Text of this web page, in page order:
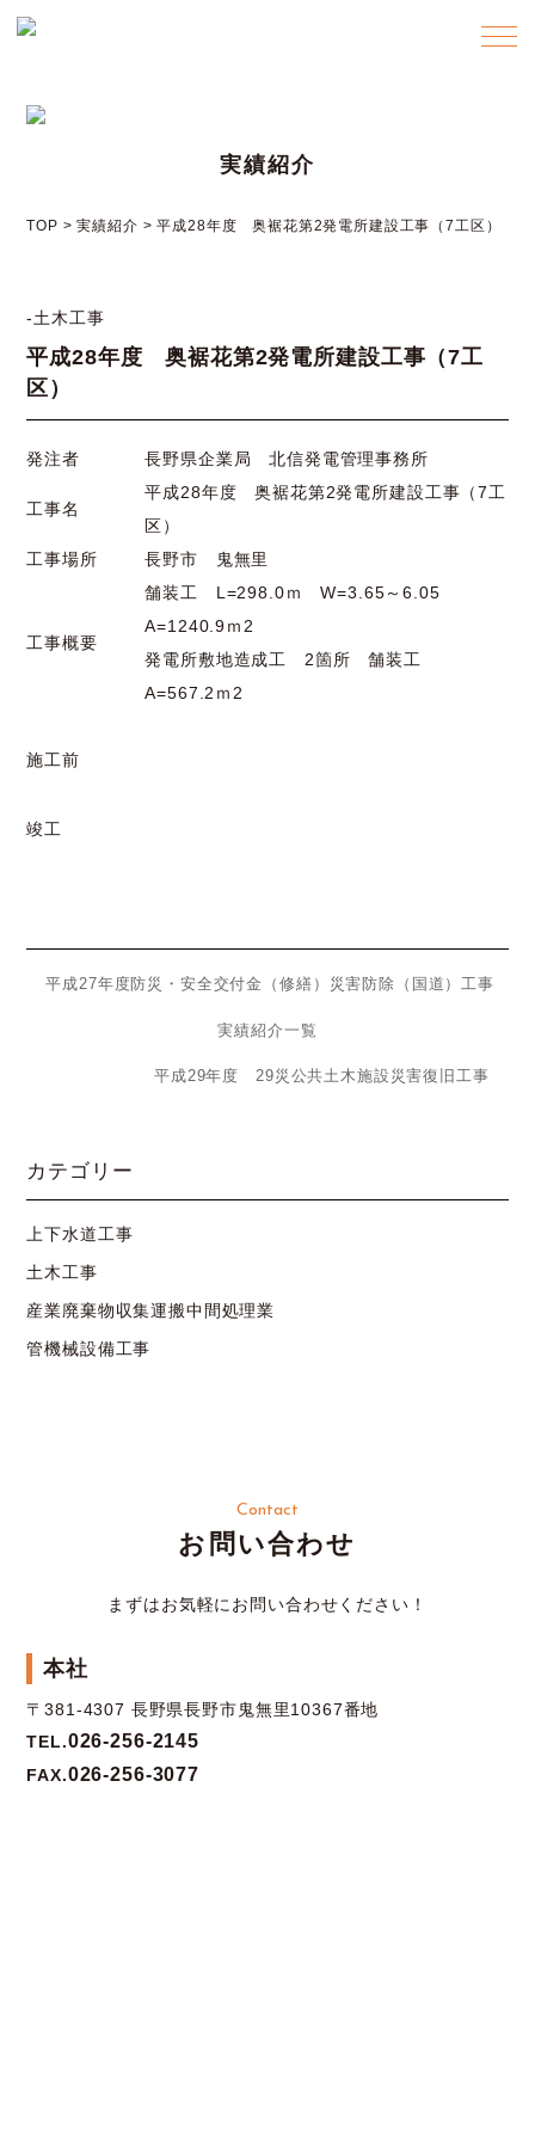
メニ
実績紹介
TOP >実績紹介 >平成28年度 奥裾花第2発電所建設工事（7工区）
土木工事
平成28年度 奥裾花第2発電所建設工事（7工
区）
発注者 長野県企業局 北信発電管理事務所
工事名
平成28年度 奥裾花第2発電所建設工事（7工
区）
工事場所
長野市 鬼無里
工事概要
舗装工 L=298.0ｍ W=3.65～6.05
A=1240.9ｍ2
発電所敷地造成工 2箇所 舗装工
A=567.2ｍ2
施工前
竣工
平成27年度防災・安全交付金（修繕）災害防除（国道）工事
実績紹介一覧
平成29年度 29災公共土木施設災害復旧工事
カテゴリー
上下水道工事
土木工事
産業廃棄物収集運搬中間処理業
管機械設備工事
Contact
お問い合わせ
まずはお気軽にお問い合わせください！
本社
〒381-4307 長野県長野市鬼無里10367番地
TEL.026-256-2145
FAX.026-256-3077